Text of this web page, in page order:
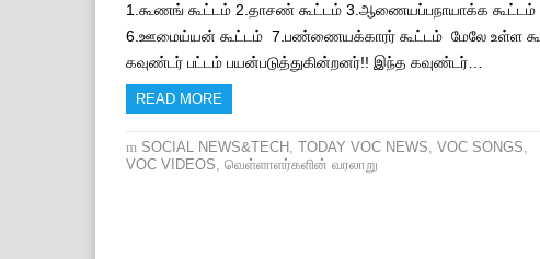
1.கூணங் கூட்டம் 2.தாசண் கூட்டம் 3.ஆணையப்பநாயாக்க
6.ஊமைய்யன் கூட்டம் 7.பண்ணையக்காரர் கூட்டம் மேலே உள்ள
கவுண்டர் பட்டம் பயன்படுத்துகின்றனர்!! இந்த கவுண்டர்…
READ MORE
SOCIAL NEWS&TECH , TODAY VOC NEWS, VOC SONGS,
VOC VIDEOS, வெள்ளாளர்களின் வரலாறு